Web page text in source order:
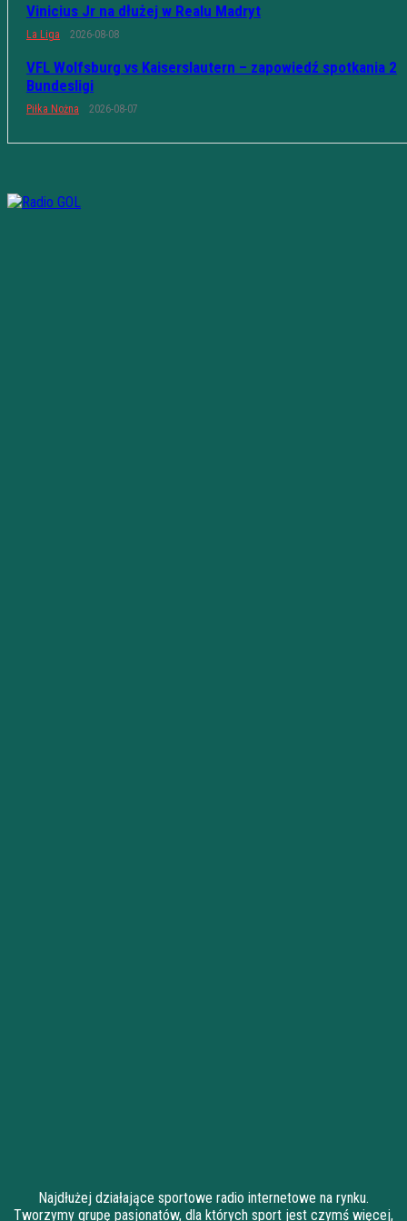
Vinicius Jr na dłużej w Realu Madryt
La Liga 2026-08-08
VFL Wolfsburg vs Kaiserslautern – zapowiedź spotkania 2
Bundesligi
Piłka Nożna 2026-08-07
Najdłużej działające sportowe radio internetowe na rynku.
Tworzymy grupę pasjonatów, dla których sport jest czymś więcej,